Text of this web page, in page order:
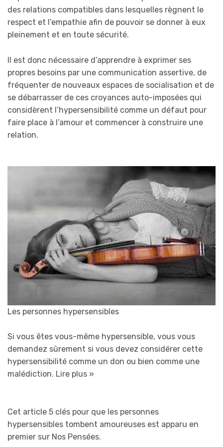
des relations compatibles dans lesquelles règnent le
respect et l’empathie afin de pouvoir se donner à eux
pleinement et en toute sécurité.
Il est donc nécessaire d’apprendre à exprimer ses
propres besoins par une communication assertive, de
fréquenter de nouveaux espaces de socialisation et de
se débarrasser de ces croyances auto-imposées qui
considèrent l’hypersensibilité comme un défaut pour
faire place à l’amour et commencer à construire une
relation.
Les personnes hypersensibles
Si vous êtes vous-même hypersensible, vous vous
demandez sûrement si vous devez considérer cette
hypersensibilité comme un don ou bien comme une
malédiction. Lire plus »
Cet article 5 clés pour que les personnes
hypersensibles tombent amoureuses est apparu en
premier sur Nos Pensées.